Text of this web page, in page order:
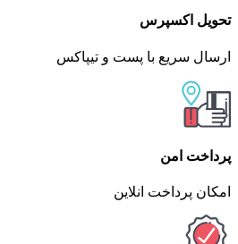
تحویل اکسپرس
ارسال سریع با پست و تیپاکس
پرداخت امن
امکان پرداخت انلاین